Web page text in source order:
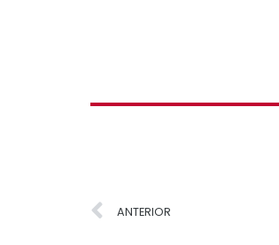
ANTERIOR